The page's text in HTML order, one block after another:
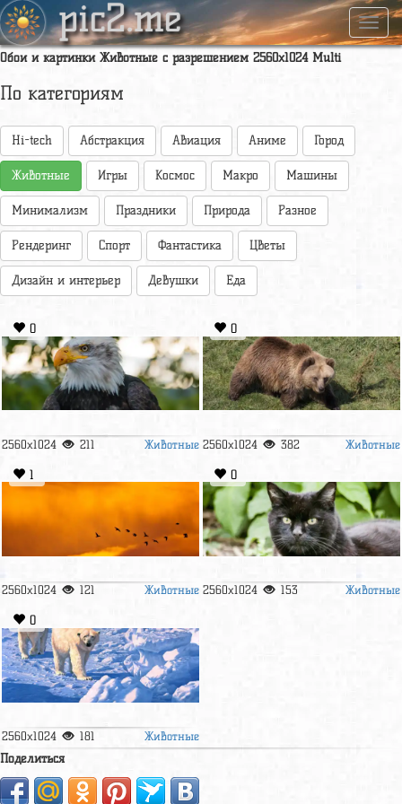
pic2.me
Обои и картинки Животные с разрешением 2560x1024 Multi
По категориям
Hi-tech Абстракция Авиация Аниме Город
Животные Игры Космос Макро Машины
Минимализм Праздники Природа Разное
Рендеринг Спорт Фантастика Цветы
Дизайн и интерьер Девушки Еда
0
2560x1024 211 Животные
0
2560x1024 382 Животные
1
2560x1024 121 Животные
0
2560x1024 153 Животные
0
2560x1024 181 Животные
Поделиться